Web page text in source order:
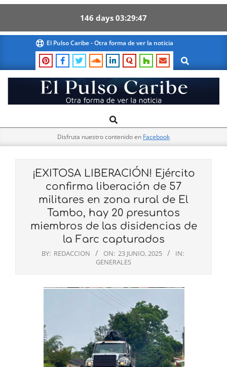
146 days 03 29 47
content
El Pulso Caribe - Otra forma de ver la noticia
Search
El
Pulso
Navigation
Search
Disfruta nuestro contenido en Facebook
¡EXITOSA LIBERACIÓN! Ejército
confirma liberación de 57
militares en zona rural de El
Tambo, hay 20 presuntos
miembros de las disidencias de
la Farc capturados
BY: REDACCION ON: 23 JUNIO, 2025
IN:
GENERALES